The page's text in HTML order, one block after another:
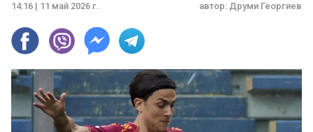
14:16 | 11 май 2026 г. автор: Друми Георгиев